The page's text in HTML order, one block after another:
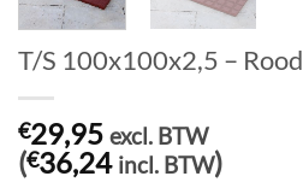
T/S 100x100x2,5 – Rood
€29,95 excl. BTW
(€36,24 incl. BTW)